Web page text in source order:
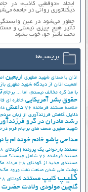
ایجاد «دوقطبی کاذب» در
دیکتاتوری روانی در جامعه
چطور می‌شود در عین
تأثیر هیچ چیزی نیستی و
تحت تأثیر جوّ، خوب بشود
برچسب‌ها
اذان با صدای شهید مطهری اربعین
اهمیت اذان از دیدگاه شهید مطهری
با مذاکره مخالف نیستم، اما ... برجام
حقوق بشر آمریکایی خاطره ای
خلاصه مستند فرمانده 76
داعش
دلایل کاهش فرزندآوری از زبان مردم
رشد مادران در گرو
شهید مطهری ضعف های برجام فرم
مداحی پاشو خانم خونه ام با
مستند بازخوانی یک پرونده (کودتای 28 مرداد)
مستند فرمانده 76 شامل چیست؟
مستندی جدید از کودتای 28 مرداد
نهضت ملي شدن صنعت نفت ورود
کلیپ کلیپ مستند کودتای 28 مرداد
گلچین مولودی ولادت حضرت